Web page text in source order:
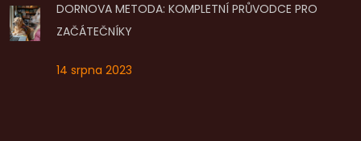
DORNOVA METODA: KOMPLETNÍ PRŮVODCE PRO
ZAČÁTEČNÍKY
14 srpna 2023